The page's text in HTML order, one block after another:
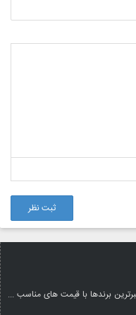
ثبت نظر
برندها با قیمت های مناسب ...